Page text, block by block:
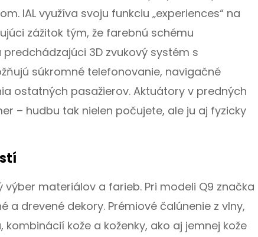
IAL využíva svoju funkciu „experiences“ na
zážitok tým, že farebnú schému
3D zvukový systém s
súkromné telefonovanie, navigačné
ostatných pasažierov. Aktuátory v predných
– hudbu tak nielen počujete, ale ju aj fyzicky
materiálov a farieb. Pri modeli Q9 značka
a drevené dekory. Prémiové čalúnenie z vlny,
kože a koženky, ako aj jemnej kože